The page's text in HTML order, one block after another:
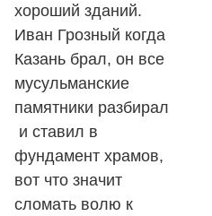
хороший зданий.
Иван Грозный когда
Казань брал, он все
мусульманские
памятники разбирал
и ставил в
фундамент храмов,
вот что значит
сломать волю к